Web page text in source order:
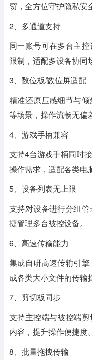
窃，全方位守护隐私安
2、多通道支持
同一账号可在多台主
限制，适配多设备协同
3、数位板/数位屏适配
精准还原压感细节与
等场景，操作流畅无偏
4、游戏手柄兼容
支持4台游戏手柄同时
操作需求，适配各类电
5、设备列表无上限
支持对设备进行分组
捷管理多台被控设备。
6、高速传输能力
集成自研高速传输引
成各类大小文件的传输
7、剪切板同步
支持主控端与被控端
内容，提升操作便捷度。
8、批量拖拽传输